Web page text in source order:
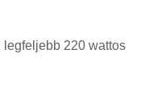
legfeljebb 220 wattos